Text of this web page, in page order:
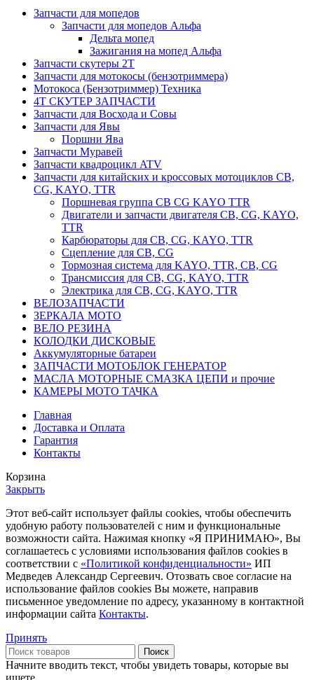
Запчасти для мопедов
Запчасти для мопедов Альфа
Дельта мопед
Зажигания на мопед Альфа
Запчасти скутеры 2Т
Запчасти для мотокосы (бензотриммера)
Мотокоса (Бензотриммер) Техника
4Т СКУТЕР ЗАПЧАСТИ
Запчасти для Восхода и Совы
Запчасти для Явы
Поршни Ява
Запчасти Муравей
Запчасти квадроцикл ATV
Запчасти для китайских и кроссовых мотоциклов CB,
CG, KAYO, TTR
Поршневая группа CB CG KAYO TTR
Двигатели и запчасти двигателя CB, CG, KAYO,
TTR
Карбюраторы для CB, CG, KAYO, TTR
Сцепление для CB, CG
Тормозная система для KAYO, TTR, CB, CG
Трансмиссия для CB, CG, KAYO, TTR
Электрика для CB, CG, KAYO, TTR
ВЕЛОЗАПЧАСТИ
ЗЕРКАЛА МОТО
ВЕЛО РЕЗИНА
КОЛОДКИ ДИСКОВЫЕ
Аккумуляторные батареи
ЗАПЧАСТИ МОТОБЛОК ГЕНЕРАТОР
МАСЛА МОТОРНЫЕ СМАЗКА ЦЕПИ и прочие
КАМЕРЫ МОТО ТАЧКА
Главная
Доставка и Оплата
Гарантия
Контакты
Корзина
Закрыть
Этот веб-сайт использует файлы cookies, чтобы обеспечить
удобную работу пользователей с ним и функциональные
возможности сайта. Нажимая кнопку «Я ПРИНИМАЮ», Вы
соглашаетесь с условиями использования файлов cookies в
соответствии c «Политикой конфиденциальности» ИП
Медведев Александр Сергеевич. Отозвать свое согласие на
использование файлов cookies Вы можете, направив
письменное уведомление по адресу, указанному в контактной
информации сайта Контакты.
Принять
Поиск
Начните вводить текст, чтобы увидеть товары, которые вы